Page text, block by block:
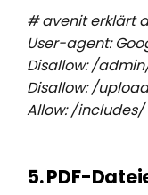
# avenit erklärt
User-agent:
Disallow: /
Disallow: /
Allow: /includes/
5. PDF-